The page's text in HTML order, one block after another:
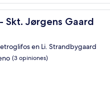
Skt. Jørgens Gaard
Jørgens Gaard
en Li. Strandbygaard
(3 opiniones)